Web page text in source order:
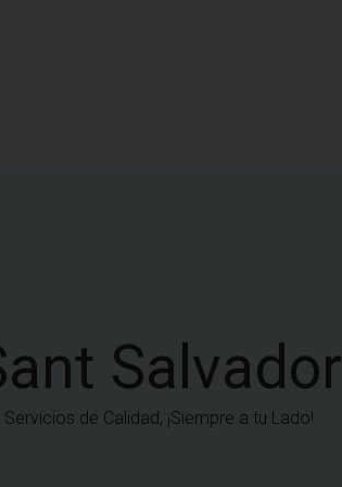
de Calidad, ¡Siempre a tu Lado!